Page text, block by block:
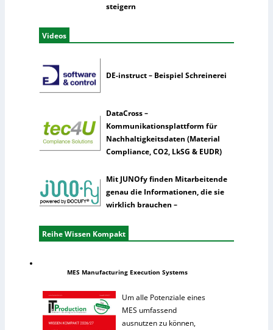
steigern
Videos
DE-instruct – Beispiel Schreinerei
DataCross –
Kommunikationsplattform für
Nachhaltigkeitsdaten (Material
Compliance, CO2, LkSG & EUDR)
Mit JUNOfy finden Mitarbeitende
genau die Informationen, die sie
wirklich brauchen –
Reihe Wissen Kompakt
MES Manufacturing Execution Systems
Um alle Potenziale eines
MES umfassend
ausnutzen zu können,